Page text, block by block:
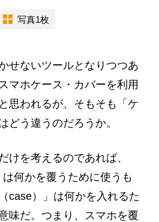
写真1枚
せないツールとなりつつあ
マホケース・カバーを利用
思われるが、そもそも「ケ
どう違うのだろうか。
を考えるのであれば、
は何かを覆うために使うも
case）」は何かを入れるた
味だ。つまり、スマホを覆